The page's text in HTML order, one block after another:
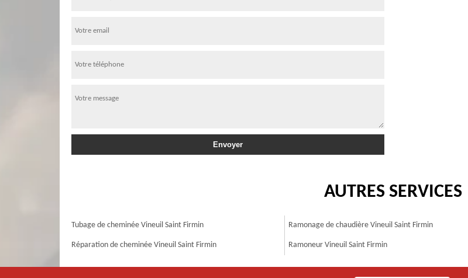
AUTRES SERVICES
Tubage de cheminée Vineuil Saint Firmin
Réparation de cheminée Vineuil Saint Firmin
Ramonage de chaudière Vineuil Saint Firmin
Ramoneur Vineuil Saint Firmin